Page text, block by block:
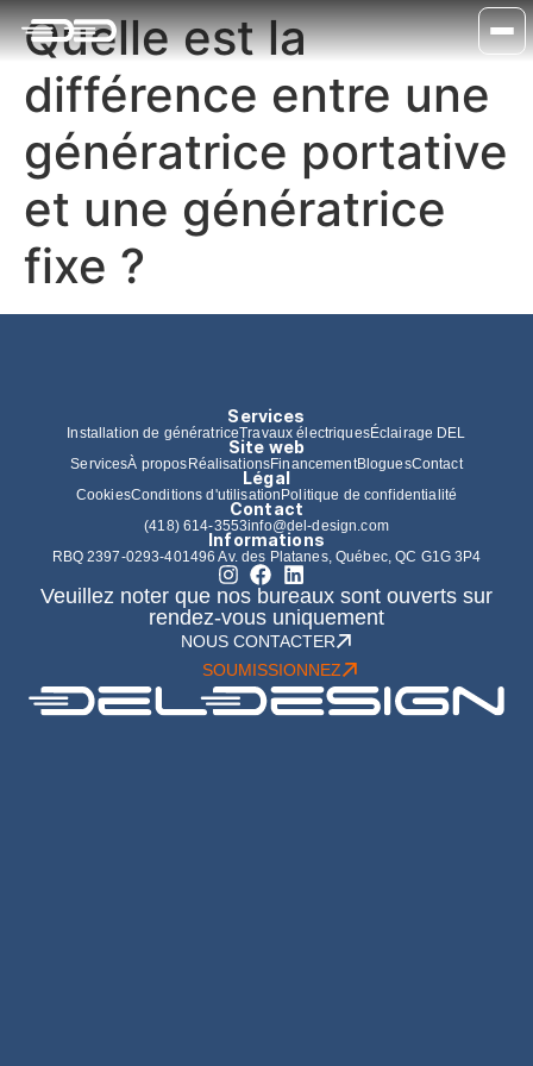
Quelle est la
différence entre une
génératrice portative
et une génératrice
fixe ?
Services
Installation de génératriceTravaux électriquesÉclairage DEL
Site web
ServicesÀ propos RéalisationsFinancementBloguesContact
Légal
CookiesConditions d'utilisation Politique de confidentialité
Contact
(418) 614-3553info@del-design.com
Informations
RBQ 2397-0293-401496 Av. des Platanes, Québec, QC G1G 3P4
Veuillez noter que nos bureaux sont ouverts sur
rendez-vous uniquement
NOUS CONTACTER
SOUMISSIONNEZ